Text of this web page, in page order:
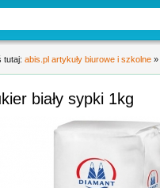
tutaj: abis.pl artykuły biurowe i szkolne »
cukier biały sypki 1kg